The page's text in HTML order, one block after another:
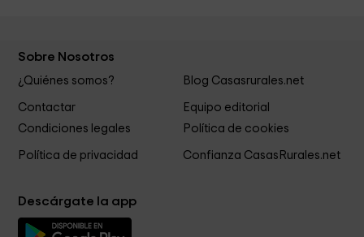
Sobre Nosotros
¿Quiénes somos? Blog Casasrurales.net
Contactar
Equipo editorial
Condiciones legales
Política de cookies
Política de privacidad Confianza CasasRurales.net
Descárgate la app